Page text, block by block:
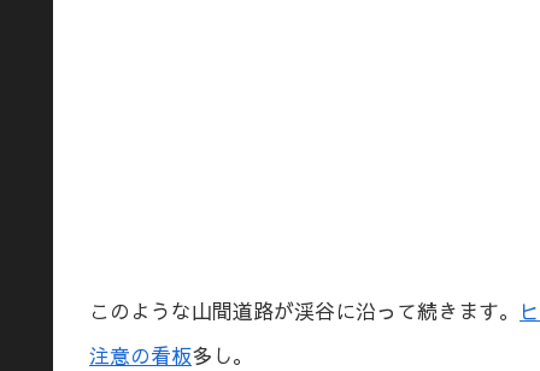
このような山間道路が渓谷に沿って続きます。
注意の看板多し。